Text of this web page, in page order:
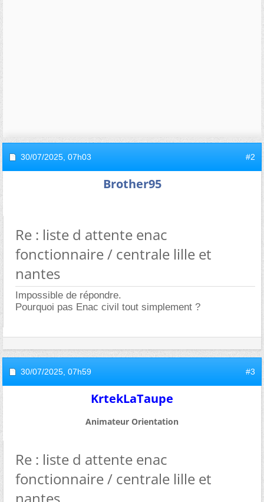
30/07/2025, 07h03 #2
Brother95
Re : liste d attente enac
fonctionnaire / centrale lille et
nantes
Impossible de répondre.
Pourquoi pas Enac civil tout simplement ?
30/07/2025, 07h59 #3
KrtekLaTaupe
Animateur Orientation
Re : liste d attente enac
fonctionnaire / centrale lille et